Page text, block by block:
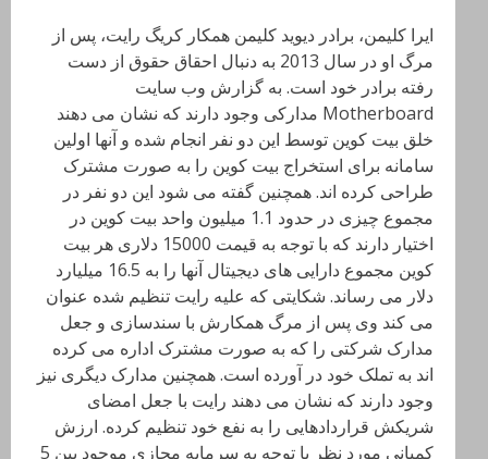
ایرا کلیمن، برادر دیوید کلیمن همکار کریگ رایت، پس از
مرگ او در سال 2013 به دنبال احقاق حقوق از دست
رفته برادر خود است. به گزارش وب سایت
Motherboard مدارکی وجود دارند که نشان می دهند
خلق بیت کوین توسط این دو نفر انجام شده و آنها اولین
سامانه برای استخراج بیت کوین را به صورت مشترک
طراحی کرده اند. همچنین گفته می شود این دو نفر در
مجموع چیزی در حدود 1.1 میلیون واحد بیت کوین در
اختیار دارند که با توجه به قیمت 15000 دلاری هر بیت
کوین مجموع دارایی های دیجیتال آنها را به 16.5 میلیارد
دلار می رساند. شکایتی که علیه رایت تنظیم شده عنوان
می کند وی پس از مرگ همکارش با سندسازی و جعل
مدارک شرکتی را که به صورت مشترک اداره می کرده
اند به تملک خود در آورده است. همچنین مدارک دیگری نیز
وجود دارند که نشان می دهند رایت با جعل امضای
شریکش قراردادهایی را به نفع خود تنظیم کرده. ارزش
کمپانی مورد نظر با توجه به سرمایه مجازی موجود بین 5